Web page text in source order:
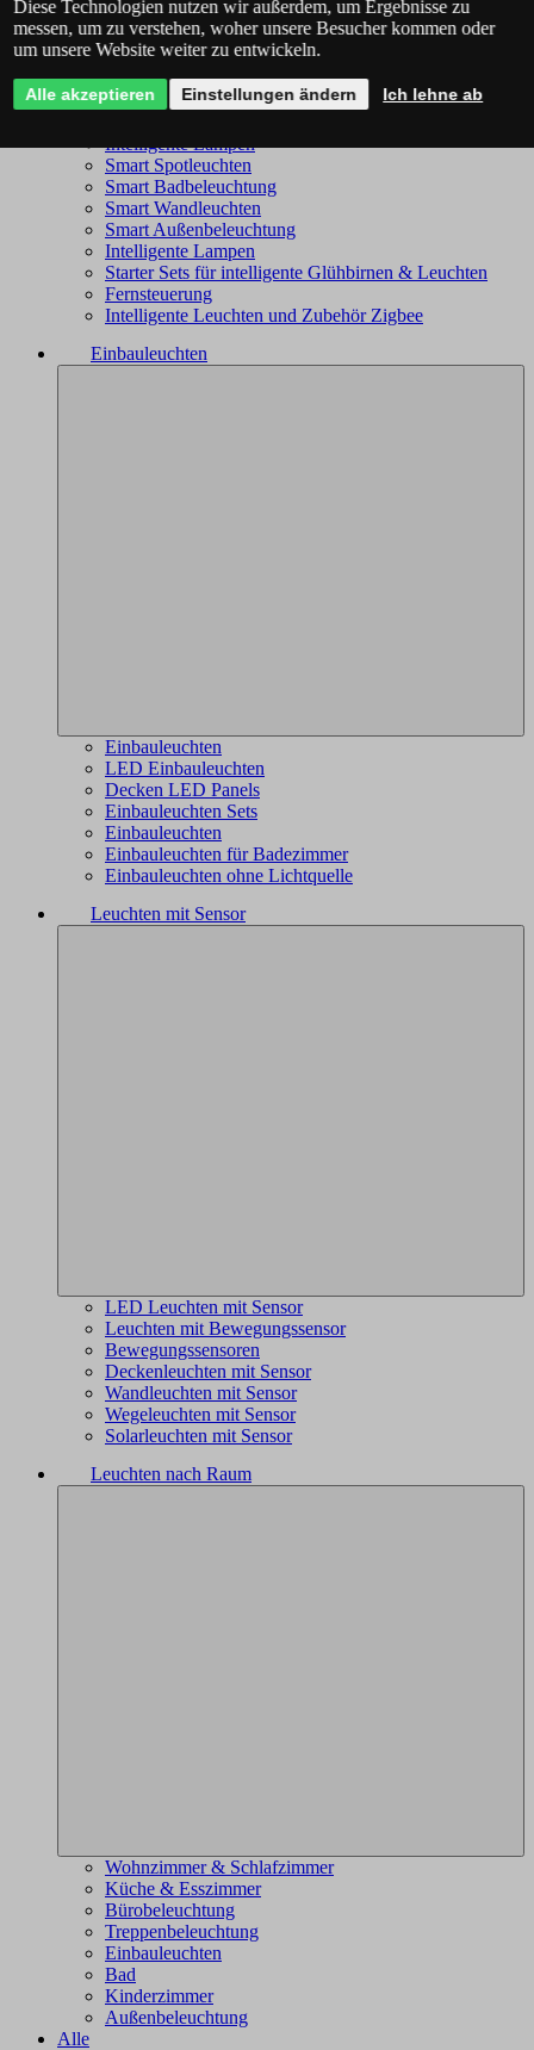
Philips Hue - das komplette Angebot
Immax NEO - komplettes Sortiment
Trio Wiz - das komplette Angebot
Smart Kronleuchter
Smart Deckenleuchten
Intelligente Lampen
Smart Spotleuchten
Smart Badbeleuchtung
Smart Wandleuchten
Smart Außenbeleuchtung
Intelligente Lampen
Starter Sets für intelligente Glühbirnen & Leuchten
Fernsteuerung
Intelligente Leuchten und Zubehör Zigbee
Einbauleuchten
Einbauleuchten
LED Einbauleuchten
Decken LED Panels
Einbauleuchten Sets
Einbauleuchten
Einbauleuchten für Badezimmer
Einbauleuchten ohne Lichtquelle
Leuchten mit Sensor
LED Leuchten mit Sensor
Leuchten mit Bewegungssensor
Bewegungssensoren
Deckenleuchten mit Sensor
Wandleuchten mit Sensor
Wegeleuchten mit Sensor
Solarleuchten mit Sensor
Leuchten nach Raum
Wohnzimmer & Schlafzimmer
Küche & Esszimmer
Bürobeleuchtung
Treppenbeleuchtung
Einbauleuchten
Bad
Kinderzimmer
Außenbeleuchtung
Alle
Diese Technologien nutzen wir außerdem, um Ergebnisse zu
messen, um zu verstehen, woher unsere Besucher kommen oder
um unsere Website weiter zu entwickeln.
Alle akzeptieren Einstellungen ändern Ich lehne ab